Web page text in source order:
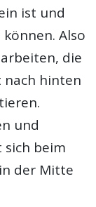
ist und
Also
die
nach hinten
und
sich beim
der Mitte